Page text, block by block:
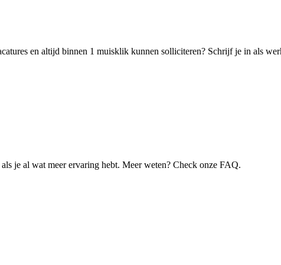
en altijd binnen 1 muisklik kunnen solliciteren? Schrijf je in als
je al wat meer ervaring hebt. Meer weten? Check onze FAQ.